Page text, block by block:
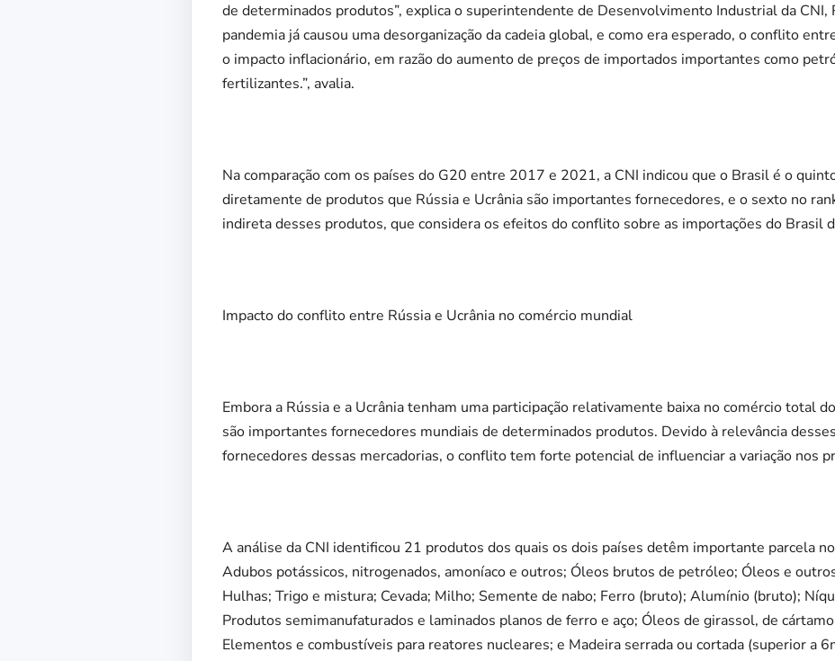
de determinados produtos”, explica o superintendente de Desenvolvimento Industrial da CNI,
pandemia já causou uma desorganização da cadeia global, e como era esperado, o conflito
o impacto inflacionário, em razão do aumento de preços de importados importantes como
fertilizantes.”, avalia.
Na comparação com os países do G20 entre 2017 e 2021, a CNI indicou que o Brasil é o
diretamente de produtos que Rússia e Ucrânia são importantes fornecedores, e o sexto no
indireta desses produtos, que considera os efeitos do conflito sobre as importações do Brasil
Impacto do conflito entre Rússia e Ucrânia no comércio mundial
Embora a Rússia e a Ucrânia tenham uma participação relativamente baixa no comércio total
são importantes fornecedores mundiais de determinados produtos. Devido à relevância
fornecedores dessas mercadorias, o conflito tem forte potencial de influenciar a variação nos
A análise da CNI identificou 21 produtos dos quais os dois países detêm importante parcela
Adubos potássicos, nitrogenados, amoníaco e outros; Óleos brutos de petróleo; Óleos e
Hulhas; Trigo e mistura; Cevada; Milho; Semente de nabo; Ferro (bruto); Alumínio (bruto);
Produtos semimanufaturados e laminados planos de ferro e aço; Óleos de girassol, de
Elementos e combustíveis para reatores nucleares; e Madeira serrada ou cortada (superior a